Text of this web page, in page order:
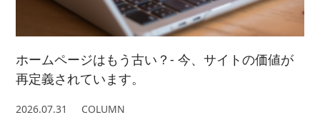
ホームページはもう古い？- 今、サイトの価値が
再定義されています。
2026.07.31 COLUMN